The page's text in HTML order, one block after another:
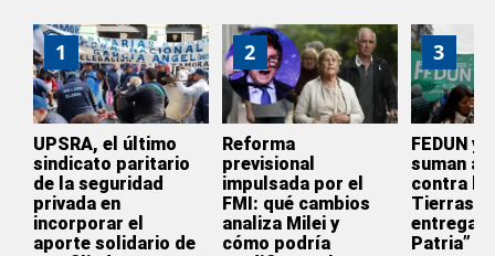
1
UPSRA, el último
sindicato paritario
de la seguridad
privada en
incorporar el
aporte solidario de
2
Reforma
previsional
impulsada por el
FMI: qué cambios
analiza Milei y
cómo podría
3
FEDUN y
suman a
contra la
Tierras:
entrega
Patria”